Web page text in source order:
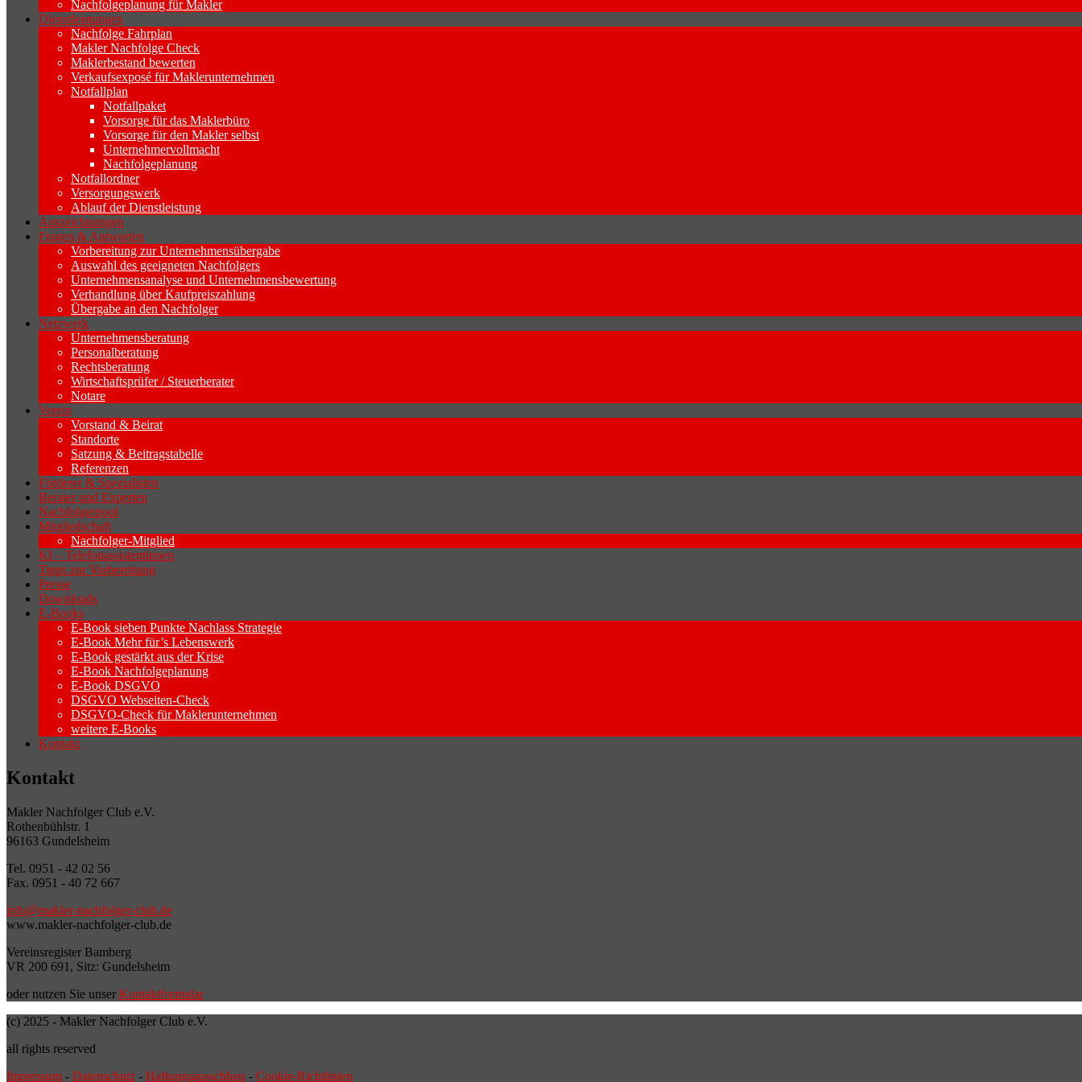
Nachfolgeplanung für Makler
Dienstleistungen
Nachfolge Fahrplan
Makler Nachfolge Check
Maklerbestand bewerten
Verkaufsexposé für Maklerunternehmen
Notfallplan
Notfallpaket
Vorsorge für das Maklerbüro
Vorsorge für den Makler selbst
Unternehmervollmacht
Nachfolgeplanung
Notfallordner
Versorgungswerk
Ablauf der Dienstleistung
Auszeichnungen
Fragen & Antworten
Vorbereitung zur Unternehmensübergabe
Auswahl des geeigneten Nachfolgers
Unternehmensanalyse und Unternehmensbewertung
Verhandlung über Kaufpreiszahlung
Übergabe an den Nachfolger
Netzwerk
Unternehmensberatung
Personalberatung
Rechtsberatung
Wirtschaftsprüfer / Steuerberater
Notare
Verein
Vorstand & Beirat
Standorte
Satzung & Beitragstabelle
Referenzen
Förderer & Spezialisten
Berater und Experten
Nachfolgerpool
Mitgliedschaft
Nachfolger-Mitglied
KI – Telefonassistentinnen
Tipps zur Vorbereitung
Presse
Downloads
E-Books
E-Book sieben Punkte Nachlass Strategie
E-Book Mehr für’s Lebenswerk
E-Book gestärkt aus der Krise
E-Book Nachfolgeplanung
E-Book DSGVO
DSGVO Webseiten-Check
DSGVO-Check für Maklerunternehmen
weitere E-Books
Kontakt
Kontakt
Makler Nachfolger Club e.V.
Rothenbühlstr. 1
96163 Gundelsheim
Tel. 0951 - 42 02 56
Fax. 0951 - 40 72 667
info@makler-nachfolger-club.de
www.makler-nachfolger-club.de
Vereinsregister Bamberg
VR 200 691, Sitz: Gundelsheim
oder nutzen Sie unser Kontaktformular
(c) 2025 - Makler Nachfolger Club e.V.
all rights reserved
Impressum - Datenschutz - Haftungsausschluss - Cookie-Richtlinien